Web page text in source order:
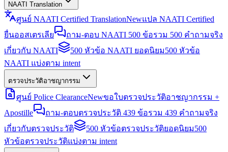
NAATI Translation
ศูนย์ NAATI Certified TranslationNewแปล NAATI Certified
ยื่นออสเตรเลีย
ถาม-ตอบ NAATI 500 ข้อรวม 500 คำถามจริง
เกี่ยวกับ NAATI
500 หัวข้อ NAATI ยอดนิยม500 หัวข้อ
NAATI แบ่งตาม intent
ตรวจประวัติอาชญากรรม
ศูนย์ Police ClearanceNewขอใบตรวจประวัติอาชญากรรม +
Apostille
ถาม-ตอบตรวจประวัติ 439 ข้อรวม 439 คำถามจริง
เกี่ยวกับตรวจประวัติ
500 หัวข้อตรวจประวัติยอดนิยม500
หัวข้อตรวจประวัติแบ่งตาม intent